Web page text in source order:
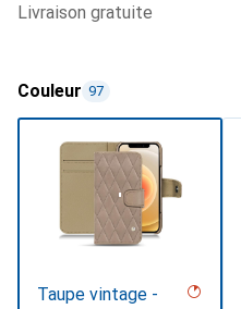
livraison gratuite
Couleur 97
Taupe vintage -